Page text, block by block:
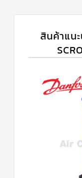
สินค้าแน